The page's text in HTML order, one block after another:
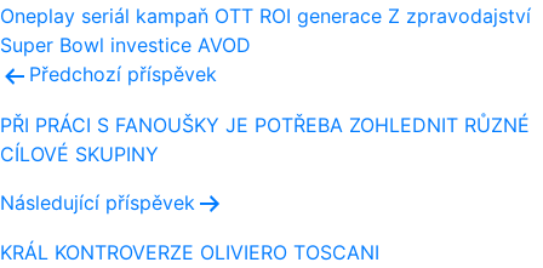
Oneplay seriál kampaň OTT ROI generace Z zpravodajství
Super Bowl investice AVOD
Navigace
pro
příspěvek
Předchozí příspěvek
PŘI PRÁCI S FANOUŠKY JE POTŘEBA ZOHLEDNIT RŮZNÉ
CÍLOVÉ SKUPINY
Následující příspěvek
KRÁL KONTROVERZE OLIVIERO TOSCANI